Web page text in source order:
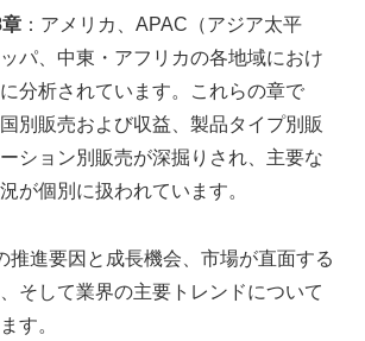
：アメリカ、APAC（アジア太平
パ、中東・アフリカの各地域におけ
分析されています。これらの章で
別販売および収益、製品タイプ別販
ション別販売が深掘りされ、主要な
が個別に扱われています。
推進要因と成長機会、市場が直面する
そして業界の主要トレンドについて
す。